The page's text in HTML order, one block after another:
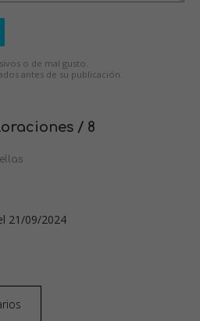
o de mal gusto.
antes de su publicación.
/ 8
21/09/2024